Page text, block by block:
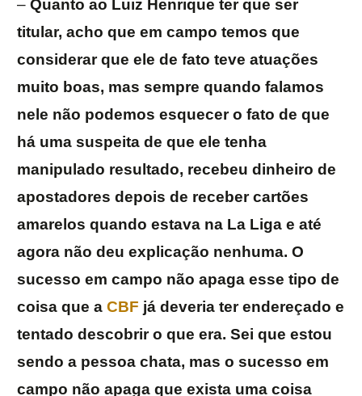
– Quanto ao Luiz Henrique ter que ser
titular, acho que em campo temos que
considerar que ele de fato teve atuações
muito boas, mas sempre quando falamos
nele não podemos esquecer o fato de que
há uma suspeita de que ele tenha
manipulado resultado, recebeu dinheiro de
apostadores depois de receber cartões
amarelos quando estava na La Liga e até
agora não deu explicação nenhuma. O
sucesso em campo não apaga esse tipo de
coisa que a CBF já deveria ter endereçado e
tentado descobrir o que era. Sei que estou
sendo a pessoa chata, mas o sucesso em
campo não apaga que exista uma coisa